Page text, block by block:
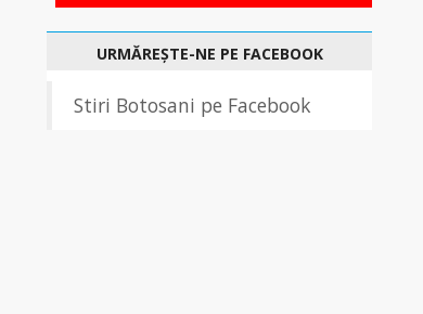
URMĂREȘTE-NE PE FACEBOOK
Stiri Botosani pe Facebook